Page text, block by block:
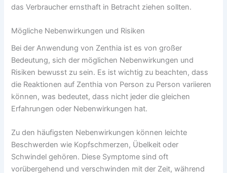
das Verbraucher ernsthaft in Betracht ziehen sollten.
Mögliche Nebenwirkungen und Risiken
Bei der Anwendung von Zenthia ist es von großer
Bedeutung, sich der möglichen Nebenwirkungen und
Risiken bewusst zu sein. Es ist wichtig zu beachten, dass
die Reaktionen auf Zenthia von Person zu Person variieren
können, was bedeutet, dass nicht jeder die gleichen
Erfahrungen oder Nebenwirkungen hat.
Zu den häufigsten Nebenwirkungen können leichte
Beschwerden wie Kopfschmerzen, Übelkeit oder
Schwindel gehören. Diese Symptome sind oft
vorübergehend und verschwinden mit der Zeit, während